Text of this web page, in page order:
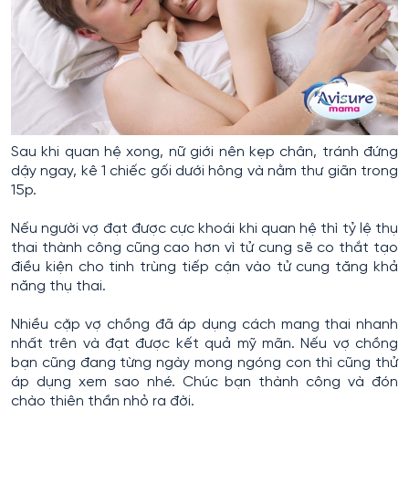
Sau khi quan hệ xong, nữ giới nên kẹp chân, tránh đứng
dậy ngay, kê 1 chiếc gối dưới hông và nằm thư giãn trong
15p.
Nếu người vợ đạt được cực khoái khi quan hệ thì tỷ lệ thụ
thai thành công cũng cao hơn vì tử cung sẽ co thắt tạo
điều kiện cho tinh trùng tiếp cận vào tử cung tăng khả
năng thụ thai.
Nhiều cặp vợ chồng đã áp dụng cách mang thai nhanh
nhất trên và đạt được kết quả mỹ mãn. Nếu vợ chồng
bạn cũng đang từng ngày mong ngóng con thì cũng thử
áp dụng xem sao nhé. Chúc bạn thành công và đón
chào thiên thần nhỏ ra đời.